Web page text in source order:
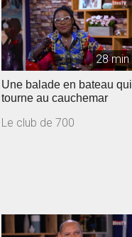
28 min
Une balade en bateau qui
tourne au cauchemar
Le club de 700